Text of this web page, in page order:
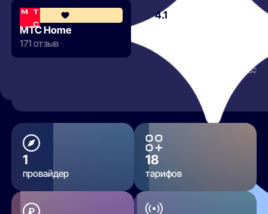
4.1
МТС Home
171 отзыв
РАЗВЕРНУТЬ
1
провайдер
18
тарифов